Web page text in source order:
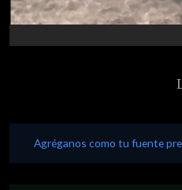
Agréganos como tu fuente